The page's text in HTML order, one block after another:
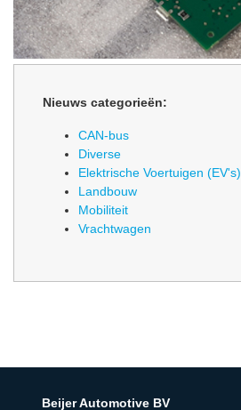
Nieuws categorieën:
CAN-bus
Diverse
Elektrische Voertuigen (EV's)
Landbouw
Mobiliteit
Vrachtwagen
Beijer Automotive BV